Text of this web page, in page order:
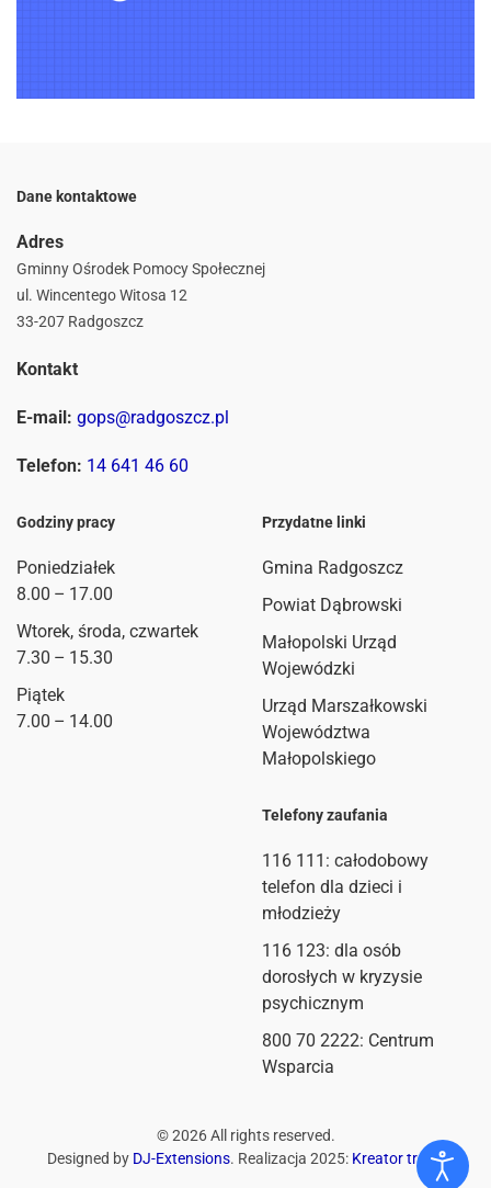
Dane kontaktowe
Adres
Gminny Ośrodek Pomocy Społecznej
ul. Wincentego Witosa 12
33-207 Radgoszcz
Kontakt
E-mail: gops@radgoszcz.pl
Telefon: 14 641 46 60
Godziny pracy
Poniedziałek
8.00 – 17.00
Wtorek, środa, czwartek
7.30 – 15.30
Piątek
7.00 – 14.00
Przydatne linki
Gmina Radgoszcz
Powiat Dąbrowski
Małopolski Urząd
Wojewódzki
Urząd Marszałkowski
Województwa
Małopolskiego
Telefony zaufania
116 111 : całodobowy
telefon dla dzieci i
młodzieży
116 123: dla osób
dorosłych w kryzysie
psychicznym
800 70 2222: Centrum
Wsparcia
©2026All rights reserved.
Designed by DJ-Extensions. Realizacja 2025: Kreator treści